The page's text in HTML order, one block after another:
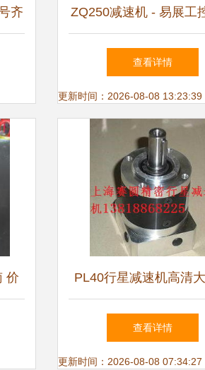
齐 ZQ250减速机 - 易展工
网
查看详情
更新时间：2026-08-08 13:23:39
价
器
PL40行星减速机高清
升降设备应用解析
查看详情
更新时间：2026-08-08 07:34:27